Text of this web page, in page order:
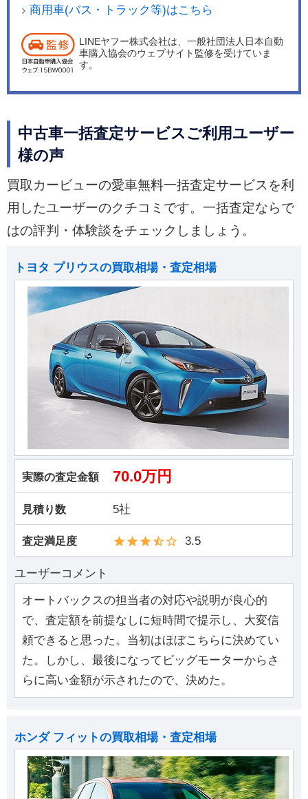
商用車(バス・トラック等)はこちら
LINEヤフー株式会社は、一般社団法人日本自動
車購入協会のウェブサイト監修を受けていま
す。
中古車一括査定サービスご利用ユーザー
様の声
買取カービューの愛車無料一括査定サービスを利
用したユーザーのクチコミです。一括査定ならで
はの評判・体験談をチェックしましょう。
トヨタ プリウスの買取相場・査定相場
実際の査定金額 70.0万円
見積り数 5社
査定満足度 3.5
ユーザーコメント
オートバックスの担当者の対応や説明が良心的
で、査定額を前提なしに短時間で提示し、大変信
頼できると思った。当初はほぼこちらに決めてい
た。しかし、最後になってビッグモーターからさ
らに高い金額が示されたので、決めた。
ホンダ フィットの買取相場・査定相場